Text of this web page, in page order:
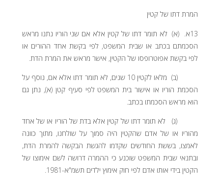
המרת דתו של קטין
13א. (א) לא תומר דתו של קטין אלא אם שני הוריו נתנו מראש
הסכמתם בכתב או שבית המשפט, לפי בקשת אחד ההורים או
לפי בקשת אפוטרופסו של הקטין, אישר מראש את המרת הדת.
(ב) מלאו לקטין 10 שנים, לא תומר דתו אלא אם, נוסף על
הסכמת הוריו או אישור בית המשפט לפי סעיף קטן (א), נתן גם
הוא מראש הסכמתו בכתב.
(ג) לא תומר דתו של קטין אלא בדת של הוריו או של אחד
מהוריו או של אדם שהקטין היה סמוך על שולחנו, מתוך כוונה
לאמצו, בששת החודשים שקדמו להגשת הבקשה להמרת הדת,
ובתנאי שבית המשפט שוכנע כי ההמרה דרושה לשם אימוצו של
הקטין בידי אותו אדם לפי חוק אימוץ ילדים תשמ"א-1981.